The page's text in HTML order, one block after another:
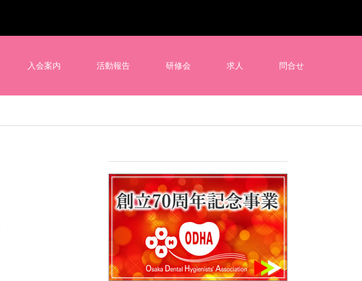
入会案内 活動報告 研修会 求人 問合せ